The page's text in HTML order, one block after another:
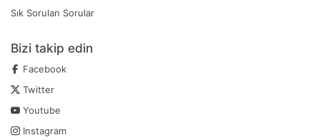
Sık Sorulan Sorular
Bizi takip edin
Facebook
Twitter
Youtube
Instagram